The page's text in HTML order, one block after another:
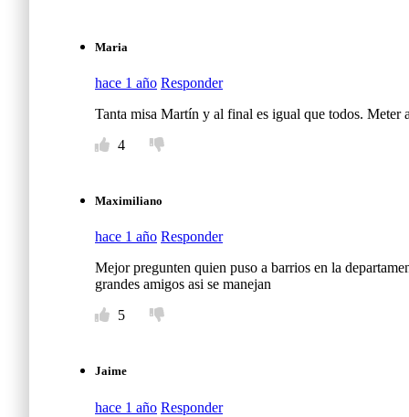
Maria
hace 1 año Responder
Tanta misa Martín y al final es igual que todos. Meter
4
Maximiliano
hace 1 año Responder
Mejor pregunten quien puso a barrios en la
grandes amigos asi se manejan
5
Jaime
hace 1 año Responder